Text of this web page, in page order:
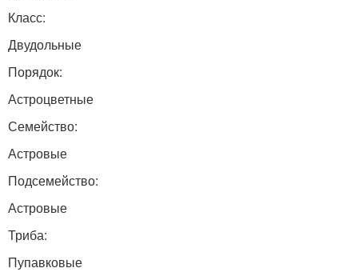
Класс:
Двудольные
Порядок:
Астроцветные
Семейство:
Астровые
Подсемейство:
Астровые
Триба:
Пупавковые